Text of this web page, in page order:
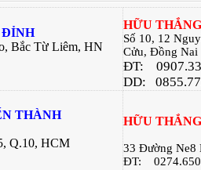
sau đây của bếp Hữu
phẩm này giúp các
tốt nhất cho căn
mình .
ĐỈNH
Bắc Từ Liêm, HN
HỮU THẮNG
Số 10, 12
Cửu, Đồng Nai
ĐT:
DD:
THÀNH
Q.10, HCM
HỮU THẮNG
33 Đường Ne8
ĐT: